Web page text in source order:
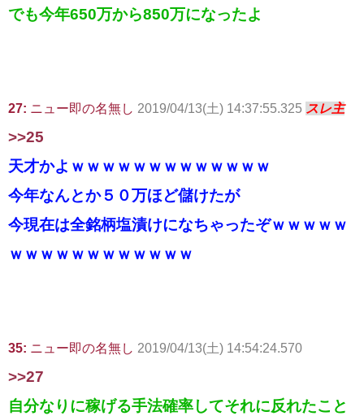
でも今年650万から850万になったよ
27: ニュー即の名無し 2019/04/13(土) 14:37:55.325 スレ主
>>25
天才かよｗｗｗｗｗｗｗｗｗｗｗｗｗ
今年なんとか５０万ほど儲けたが
今現在は全銘柄塩漬けになちゃったぞｗｗｗｗｗ
ｗｗｗｗｗｗｗｗｗｗｗｗ
35: ニュー即の名無し 2019/04/13(土) 14:54:24.570
>>27
自分なりに稼げる手法確率してそれに反れたこと